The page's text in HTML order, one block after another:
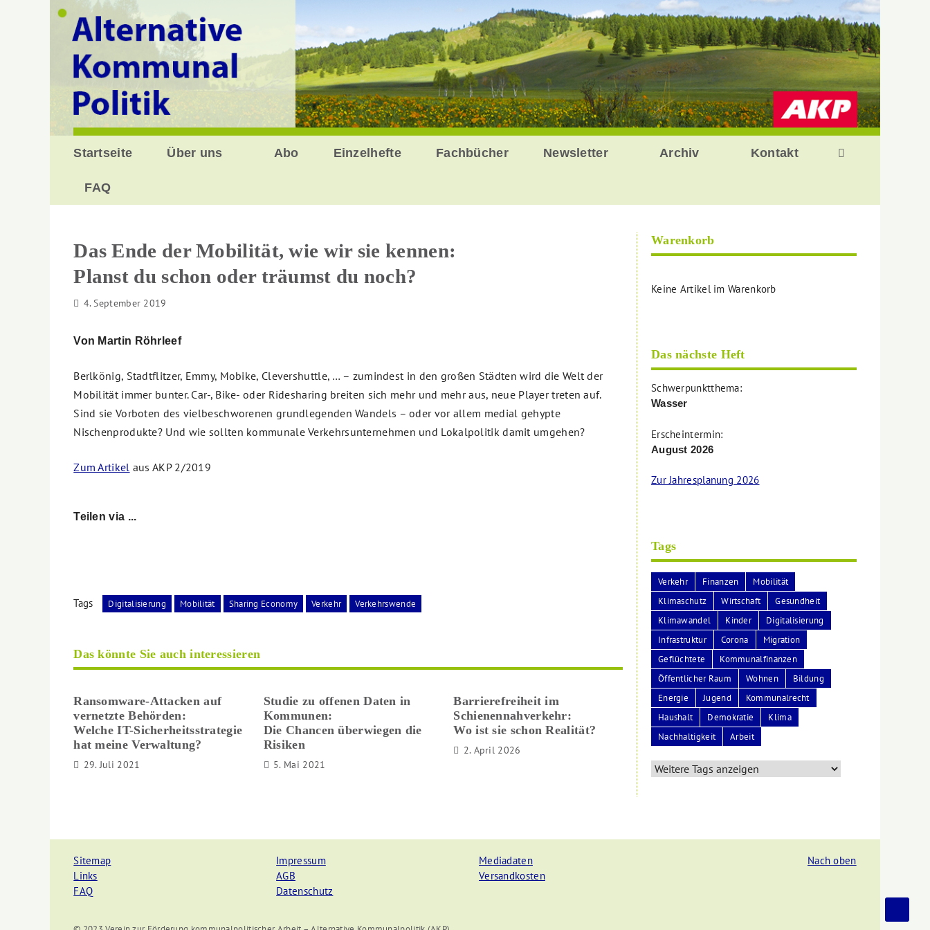
Zurück
zum
Inhalt
Startseite Über uns Abo Einzelhefte Fachbücher Newsletter Archiv Kontakt
FAQ
Das Ende der Mobilität, wie wir sie kennen:
Planst du schon oder träumst du noch?
4. September 2019
Von Martin Röhrleef
Berlkönig, Stadtflitzer, Emmy, Mobike, Clevershuttle, … – zumindest in den großen Städten wird die Welt der
Mobilität immer bunter. Car-, Bike- oder Ridesharing breiten sich mehr und mehr aus, neue Player treten auf.
Sind sie Vorboten des vielbeschworenen grundlegenden Wandels – oder vor allem medial gehypte
Nischenprodukte? Und wie sollten kommunale Verkehrsunternehmen und Lokalpolitik damit umgehen?
Zum Artikel aus AKP 2/2019
Teilen via ...
Tags Digitalisierung Mobilität Sharing Economy Verkehr Verkehrswende
Das könnte Sie auch interessieren
Ransomware-Attacken auf
vernetzte Behörden:
Welche IT-Sicherheitsstrategie
hat meine Verwaltung?
29. Juli 2021
Studie zu offenen Daten in
Kommunen:
Die Chancen überwiegen die
Risiken
5. Mai 2021
Barrierefreiheit im
Schienennahverkehr:
Wo ist sie schon Realität?
2. April 2026
Warenkorb
Keine Artikel im Warenkorb
Das nächste Heft
Schwerpunktthema:
Wasser
Erscheintermin:
August 2026
Zur Jahresplanung 2026
Tags
Verkehr Finanzen
Mobilität
Klimaschutz
Wirtschaft
Gesundheit
Klimawandel
Kinder
Digitalisierung
Infrastruktur
Corona
Migration
Geflüchtete
Kommunalfinanzen
Öffentlicher Raum
Wohnen
Bildung
Energie
Jugend
Kommunalrecht
Haushalt
Demokratie
Klima
Nachhaltigkeit
Arbeit
Sitemap
Links
FAQ
Impressum
AGB
Datenschutz
Mediadaten
Versandkosten
Nach oben